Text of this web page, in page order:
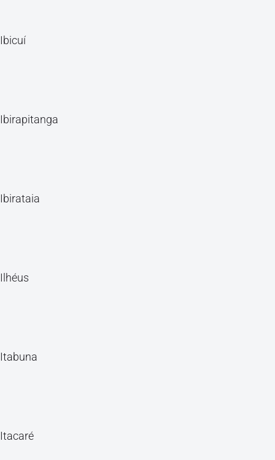
Ibicuí
Ibirapitanga
Ibirataia
Ilhéus
Itabuna
Itacaré